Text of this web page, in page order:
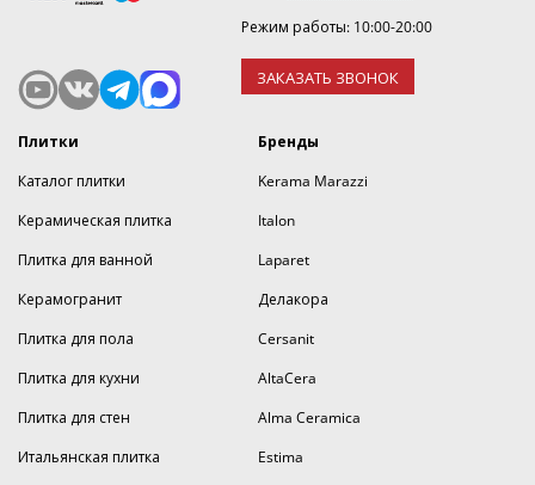
Режим работы: 10:00-20:00
ЗАКАЗАТЬ ЗВОНОК
Плитки
Каталог плитки
Керамическая плитка
Плитка для ванной
Керамогранит
Плитка для пола
Плитка для кухни
Плитка для стен
Итальянская плитка
Бренды
Kerama Marazzi
Italon
Laparet
Делакора
Cersanit
AltaCera
Alma Ceramica
Estima